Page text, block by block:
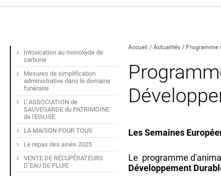
Accueil Actualités Programme
Les Semaines
Le programme
Développement
Intoxication au monoxyde de
carbone
Mesures de simplification
administrative dans le domaine
funéraire
L' ASSOCIATION de
SAUVEGARDE du PATRIMOINE
de l'EGLISE
LA MAISON POUR TOUS
Le repas des ainés 2025
VENTE DE RÉCUPÉRATEURS
D’EAU DE PLUIE